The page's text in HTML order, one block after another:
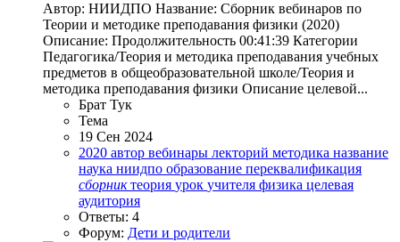
Автор: НИИДПО Название: Сборник вебинаров по
Теории и методике преподавания физики (2020)
Описание: Продолжительность 00:41:39 Категории
Педагогика/Теория и методика преподавания учебных
предметов в общеобразовательной школе/Теория и
методика преподавания физики Описание целевой...
Брат Тук
Тема
19 Сен 2024
2020 автор вебинары лекторий методика название
наука ниидпо образование переквалификация
сборник теория урок учителя физика целевая
аудитория
Ответы: 4
Форум: Дети и родители